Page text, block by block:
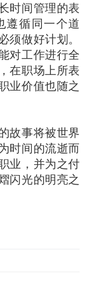
间管理的表
遵循同一个道
须做好计划。
对工作进行全
在职场上所表
业价值也随之
事将被世界
时间的流逝而
业，并为之付
闪光的明亮之